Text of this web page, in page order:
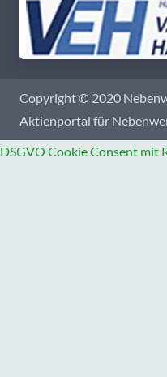
Copyright © 2020
Aktienportal für
DSGVO Cookie Consent mit